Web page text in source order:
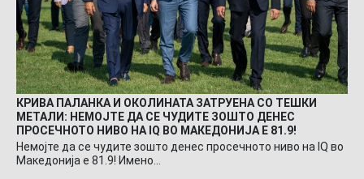
КРИВА ПАЛАНКА И ОКОЛИНАТА ЗАТРУЕНА СО ТЕШКИ
МЕТАЛИ: НЕМОЈТЕ ДА СЕ ЧУДИТЕ ЗОШТО ДЕНЕС
ПРОСЕЧНОТО НИВО НА IQ ВО МАКЕДОНИЈА Е 81.9!
Немојте да се чудите зошто денес просечното ниво на IQ во
Македонија е 81.9! Имено…